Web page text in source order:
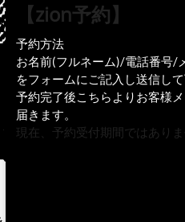
【zion予約】
予約方法
お名前(フルネーム)/電話番号/
をフォームにご記入し送信して
予約完了後こちらよりお客様
届きます。
現在、予約受付期間ではありま